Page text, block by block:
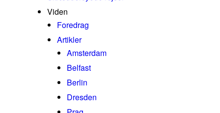
Viden
Foredrag
Artikler
Amsterdam
Belfast
Berlin
Dresden